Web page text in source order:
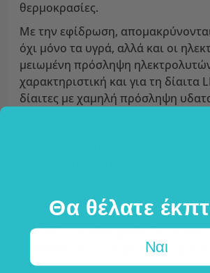
θερμοκρασίες.
Με την εφίδρωση,
όχι μόνο τα υγρά, αλλά και οι
μειωμένη πρόσληψη
χαρακτηριστική και για τη δίαιτα
δίαιτες με χαμηλή πρόσληψη
Μεταξύ των ηλεκτρολυτών
όπως χλωρίδιο, νάτριο,
και μαγνήσιο. Μπορείτε να
Θα θέλατε
Ναι